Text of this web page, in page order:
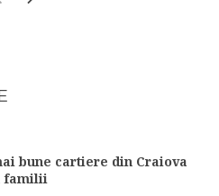
bune cartiere din Craiova
familii